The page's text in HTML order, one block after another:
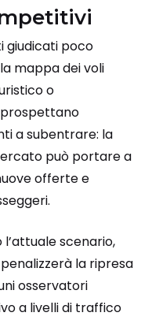
giudicati poco
mappa dei voli
o
a subentrare: la
può portare a
offerte e
scenario,
la ripresa
osservatori
a livelli di traffico